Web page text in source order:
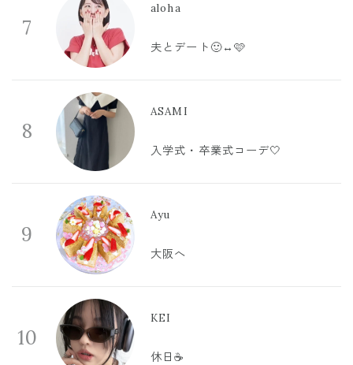
7
aloha
夫とデート🙂‍↔️🩷
8
ASAMI
入学式・卒業式コーデ🤍
9
Ayu
大阪へ
10
KEI
休日☕️